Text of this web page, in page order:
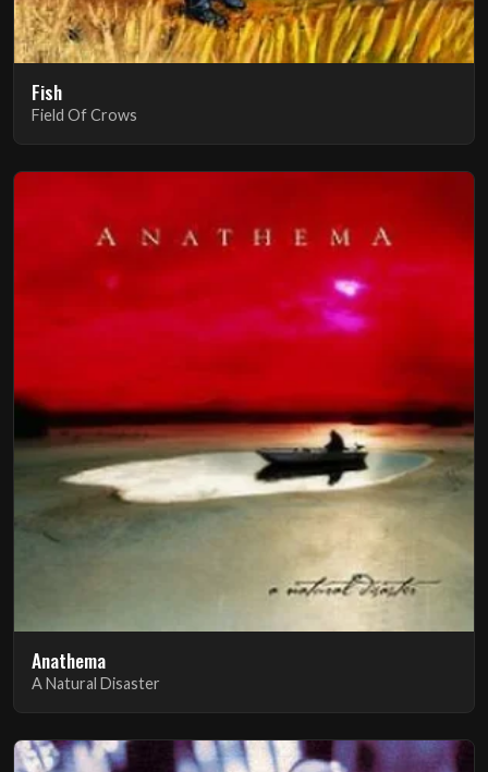
Fish
Field Of Crows
Anathema
A Natural Disaster